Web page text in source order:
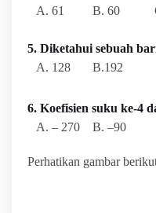
A. 61 B. 60
5. Diketahui sebuah
A. 128 B.192
6. Koefisien suku ke-4
A. – 270 B. –90
Perhatikan gambar